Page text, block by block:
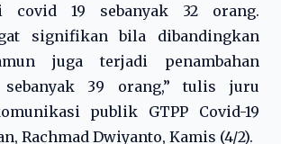
covid 19 sebanyak 32 orang.
signifikan bila dibandingkan
juga terjadi penambahan
sebanyak 39 orang,” tulis juru
publik GTPP Covid-19
Rachmad Dwiyanto, Kamis (4/2).